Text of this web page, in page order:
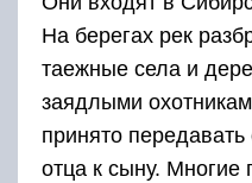
На берегах рек
таежные села и
заядлыми
принято
отца к сыну. Многие